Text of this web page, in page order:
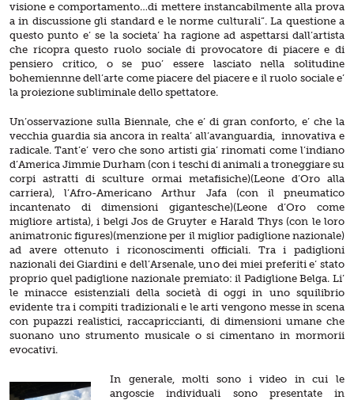
visione e comportamento…di mettere instancabilmente alla prova
a in discussione gli standard e le norme culturali”. La questione a
questo punto e’ se la societa’ ha ragione ad aspettarsi dall’artista
che ricopra questo ruolo sociale di provocatore di piacere e di
pensiero critico, o se puo’ essere lasciato nella solitudine
bohemiennne dell’arte come piacere del piacere e il ruolo sociale e’
la proiezione subliminale dello spettatore.
Un’osservazione sulla Biennale, che e’ di gran conforto, e’ che la
vecchia guardia sia ancora in realta’ all’avanguardia, innovativa e
radicale. Tant’e’ vero che sono artisti gia’ rinomati come l’indiano
d’America Jimmie Durham (con i teschi di animali a troneggiare su
corpi astratti di sculture ormai metafisiche)(Leone d’Oro alla
carriera), l’Afro-Americano Arthur Jafa (con il pneumatico
incantenato di dimensioni gigantesche)(Leone d’Oro come
migliore artista), i belgi Jos de Gruyter e Harald Thys (con le loro
animatronic figures)(menzione per il miglior padiglione nazionale)
ad avere ottenuto i riconoscimenti officiali. Tra i padiglioni
nazionali dei Giardini e dell’Arsenale, uno dei miei preferiti e’ stato
proprio quel padiglione nazionale premiato: il Padiglione Belga. Li’
le minacce esistenziali della società di oggi in uno squilibrio
evidente tra i compiti tradizionali e le arti vengono messe in scena
con pupazzi realistici, raccapriccianti, di dimensioni umane che
suonano uno strumento musicale o si cimentano in mormorii
evocativi.
In generale, molti sono i video in cui le
angoscie individuali sono presentate in